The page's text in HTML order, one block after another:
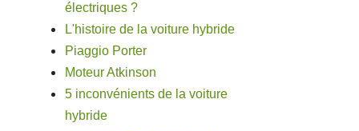
électriques ?
L'histoire de la voiture hybride
Piaggio Porter
Moteur Atkinson
5 inconvénients de la voiture
hybride